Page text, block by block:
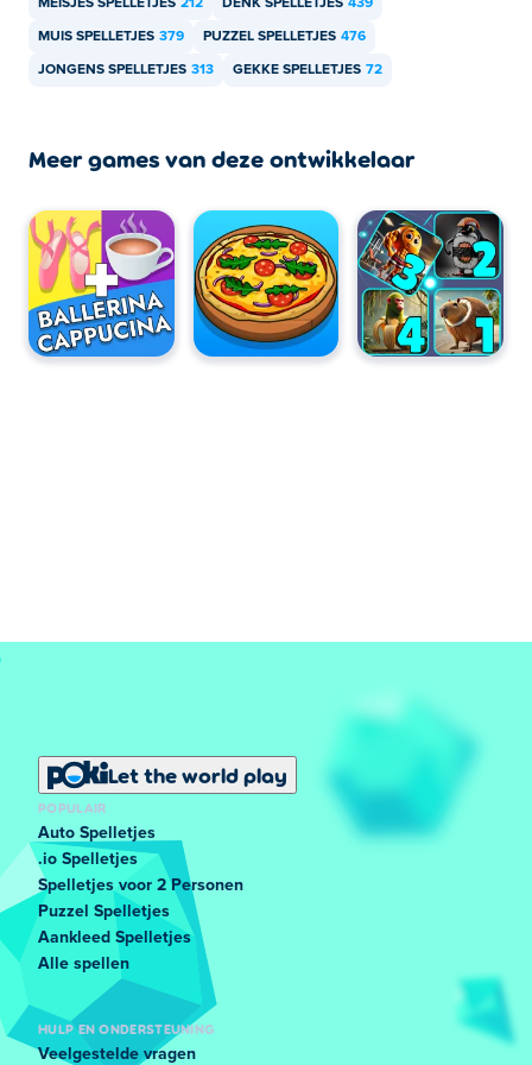
MEISJES SPELLETJES 212 DENK SPELLETJES 439
MUIS SPELLETJES 379 PUZZEL SPELLETJES 476
JONGENS SPELLETJES 313 GEKKE SPELLETJES 72
Meer games van deze ontwikkelaar
Let the world play
POPULAIR
Auto Spelletjes
.io Spelletjes
Spelletjes voor 2 Personen
Puzzel Spelletjes
Aankleed Spelletjes
Alle spellen
HULP EN ONDERSTEUNING
Veelgestelde vragen